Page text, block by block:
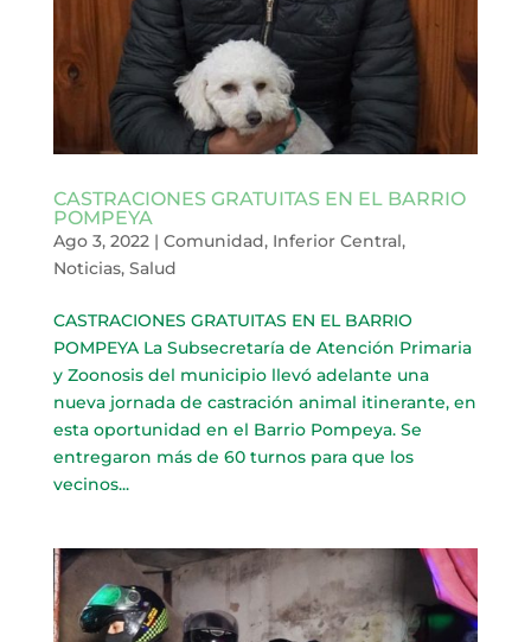
CASTRACIONES GRATUITAS EN EL BARRIO
POMPEYA
Ago 3, 2022| Comunidad, Inferior Central,
Noticias, Salud
CASTRACIONES GRATUITAS EN EL BARRIO
POMPEYA La Subsecretaría de Atención Primaria
y Zoonosis del municipio llevó adelante una
nueva jornada de castración animal itinerante, en
esta oportunidad en el Barrio Pompeya. Se
entregaron más de 60 turnos para que los
vecinos...